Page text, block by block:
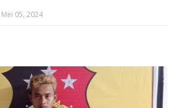
Mei 05, 2024